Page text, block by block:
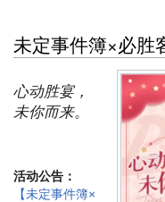
未定事件簿×必胜
心动胜宴，
未你而来。
活动公告：
【未定事件簿×